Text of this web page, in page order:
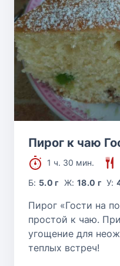
Пирог к чаю
1 ч. 30 мин.
Б: 5.0 г Ж: 18.0 г У:
Пирог «Гости на
простой к чаю.
угощение для
теплых встреч!